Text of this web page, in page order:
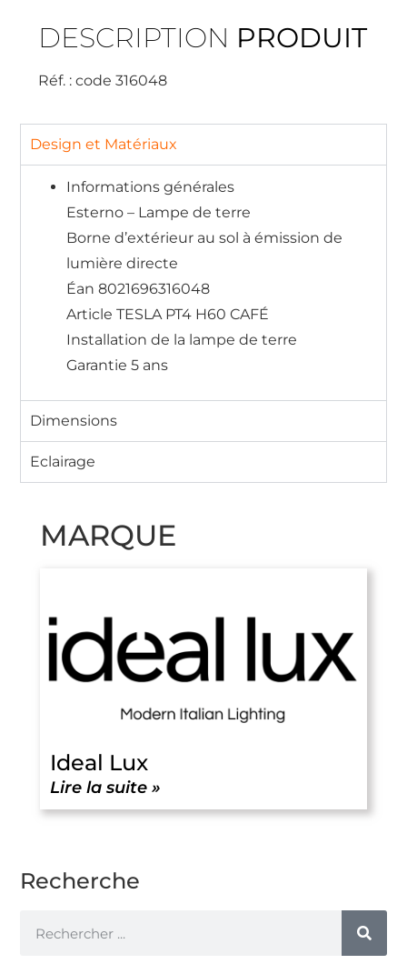
DESCRIPTION PRODUIT
Réf. : code 316048
Design et Matériaux
Informations générales
Esterno – Lampe de terre
Borne d’extérieur au sol à émission de
lumière directe
Éan 8021696316048
Article TESLA PT4 H60 CAFÉ
Installation de la lampe de terre
Garantie 5 ans
Dimensions
Eclairage
MARQUE
Ideal Lux
Lire la suite »
Recherche